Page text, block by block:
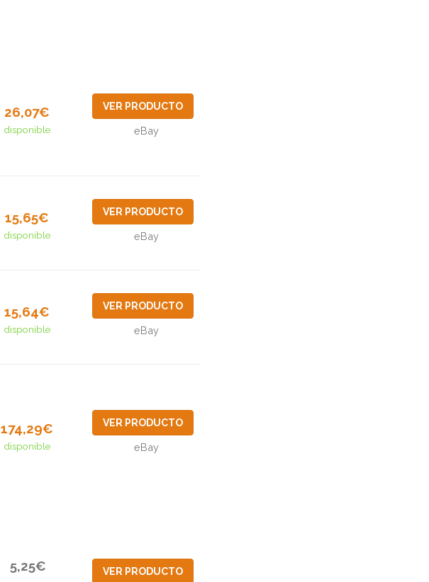
26,07€
disponible
VER PRODUCTO
eBay
15,65€
disponible
VER PRODUCTO
eBay
15,64€
disponible
VER PRODUCTO
eBay
174,29€
disponible
VER PRODUCTO
eBay
5,25€ VER PRODUCTO